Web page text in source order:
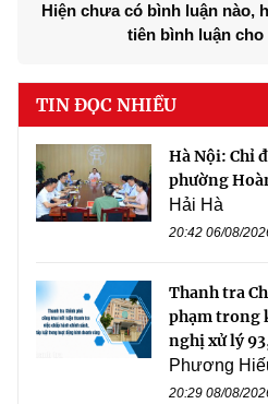
Hiện chưa có bình luận nào,
tiên bình luận cho
TIN ĐỌC NHIỀU
Hà Nội: Chỉ
phường
Hải Hà
20:42 06/08/
Thanh tra
phạm trong
nghị xử lý
Phương
20:29 08/08/